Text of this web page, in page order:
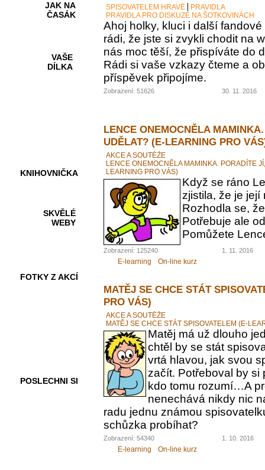
JAK NA
ČASÁK
VAŠE
DÍLKA
KNIHOVNIČKA
SKVĚLÉ
WEBY
FOTKY Z AKCÍ
POSLECHNI SI
SPISOVATELEM HRAVĚ
PRAVIDLA
PRAVIDLA PRO DISKUZE NA ŠOTKOVINÁCH
Ahoj holky, kluci i další
rádi, že jste si zvykli chodit na
nás moc těší, že přispíváte do
Rádi si vaše vzkazy čteme a
příspěvek připojíme.
Zobrazení: 51626 30. 11. 2016
LENCE ONEMOCNĚLA
UDĚLAT? (E-LEARNING PRO
AKCE A SOUTĚŽE
LENCE ONEMOCNĚLA MAMINKA. PORADÍTE
LEARNING PRO VÁS)
Když se ráno
zjistila, že je její
Rozhodla se,
Potřebuje ale
Pomůžete
Zobrazení: 125240 1. 11. 2016
E-learning On-line kurz
MATĚJ SE CHCE STÁT
PRO VÁS)
AKCE A SOUTĚŽE
MATĚJ SE CHCE STÁT SPISOVATELEM (E-
Matěj má už dlouho
chtěl by se stát
vrtá hlavou, jak svou
začít. Potřeboval by si
kdo tomu rozumí…A
nenechává nikdy nic
radu jednu známou
schůzka probíhat?
Zobrazení: 54340 1. 10. 2016
E-learning On-line kurz